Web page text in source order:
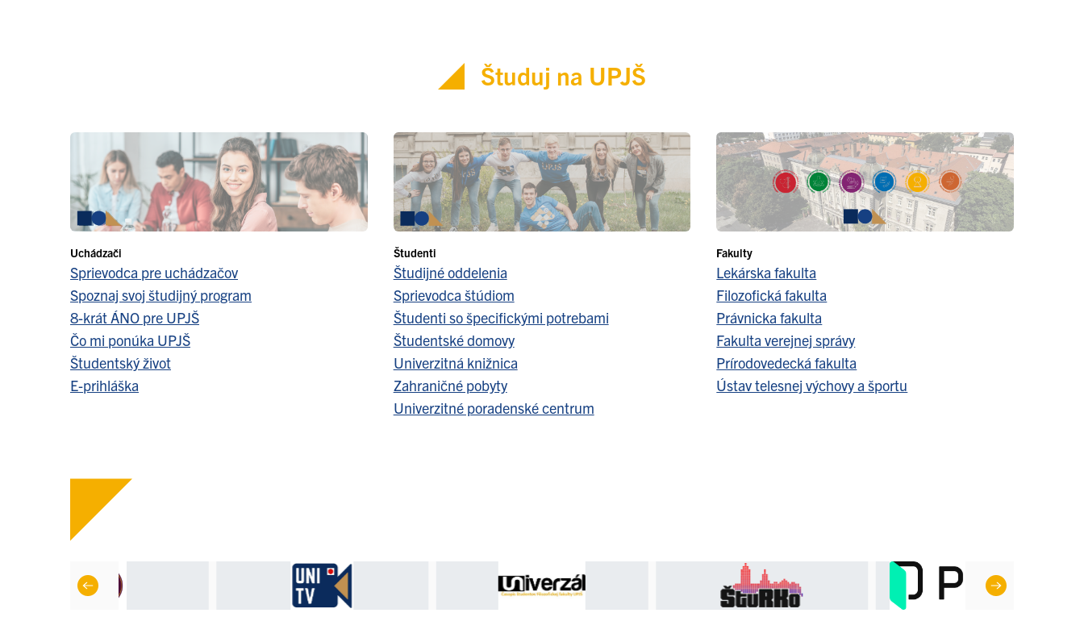
Študuj na UPJŠ
Uchádzači
Sprievodca pre uchádzačov
Spoznaj svoj študijný program
8-krát ÁNO pre UPJŠ
Čo mi ponúka UPJŠ
Študentský život
E-prihláška
Študenti
Študijné oddelenia
Sprievodca štúdiom
Študenti so špecifickými potrebami
Študentské domovy
Univerzitná knižnica
Zahraničné pobyty
Univerzitné poradenské centrum
Fakulty
Lekárska fakulta
Filozofická fakulta
Právnicka fakulta
Fakulta verejnej správy
Prírodovedecká fakulta
Ústav telesnej výchovy a športu